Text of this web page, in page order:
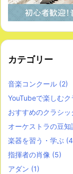
カテゴリー
音楽コンクール (2)
YouTubeで楽しむ
おすすめのクラシッ
オーケストラの豆知
楽器を習う・学ぶ
指揮者の肖像 (5)
アダン (1)